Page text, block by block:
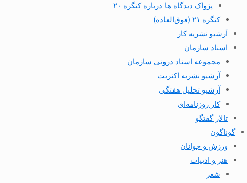
پژواک دیدگاه ها درباره کنگره ۲۰
کنگره ۲۱ (فوق‌العاده)
آرشیو نشریه کار
اسناد سازمان
مجموعه اسناد درونی سازمان
آرشیو نشریه اکثریت
آرشیو تحلیل هفتگی
کار روزنامه‌ای
تالار گفتگو
گوناگون
ورزش و جوانان
هنر و ادبیات
شعر